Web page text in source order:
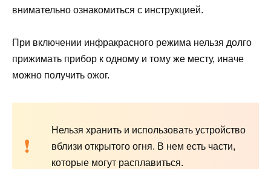
внимательно ознакомиться с инструкцией.
При включении инфракрасного режима нельзя долго
прижимать прибор к одному и тому же месту, иначе
можно получить ожог.
Нельзя хранить и использовать устройство
вблизи открытого огня. В нем есть части,
которые могут расплавиться.